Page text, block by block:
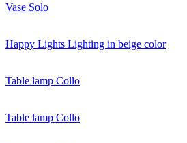
Vase Solo
Happy Lights Lighting in beige color
Table lamp Collo
Table lamp Collo